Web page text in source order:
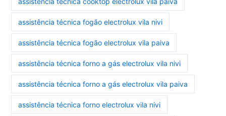
assistência técnica fogão electrolux vila nivi
assistência técnica fogão electrolux vila paiva
assistência técnica forno a gás electrolux vila nivi
assistência técnica forno a gás electrolux vila paiva
assistência técnica forno electrolux vila nivi